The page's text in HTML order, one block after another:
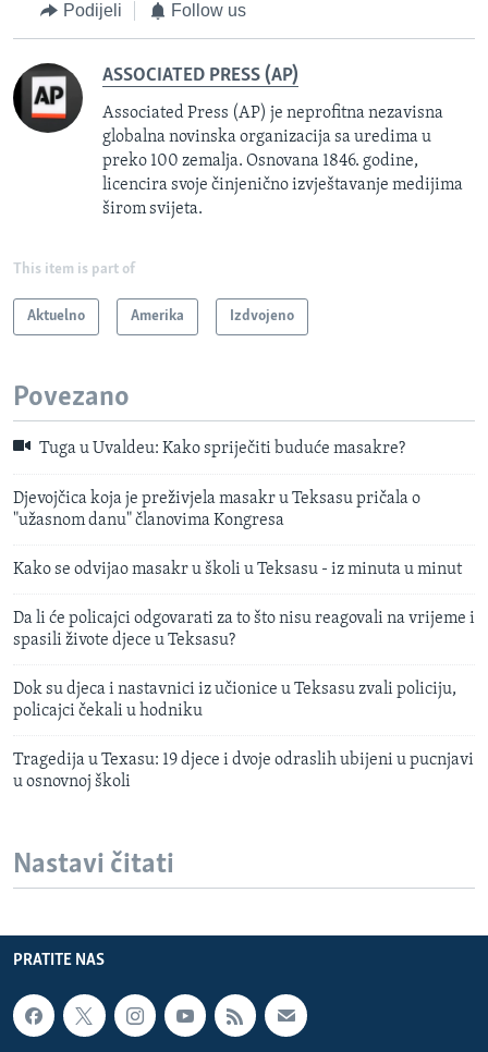
Podijeli Follow us
ASSOCIATED PRESS (AP)
Associated Press (AP) je neprofitna nezavisna
globalna novinska organizacija sa uredima u
preko 100 zemalja. Osnovana 1846. godine,
licencira svoje činjenično izvještavanje medijima
širom svijeta.
This item is part of
Aktuelno Amerika Izdvojeno
Povezano
Tuga u Uvaldeu: Kako spriječiti buduće masakre?
Djevojčica koja je preživjela masakr u Teksasu pričala o
"užasnom danu" članovima Kongresa
Kako se odvijao masakr u školi u Teksasu - iz minuta u minut
Da li će policajci odgovarati za to što nisu reagovali na vrijeme i
spasili živote djece u Teksasu?
Dok su djeca i nastavnici iz učionice u Teksasu zvali policiju,
policajci čekali u hodniku
Tragedija u Texasu: 19 djece i dvoje odraslih ubijeni u pucnjavi
u osnovnoj školi
Nastavi čitati
PRATITE NAS